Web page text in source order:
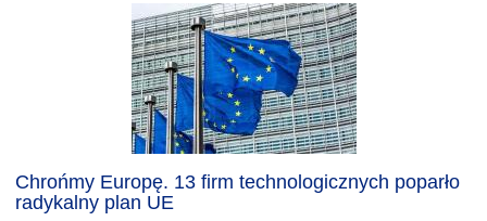
Chrońmy Europę. 13 firm technologicznych poparło
radykalny plan UE